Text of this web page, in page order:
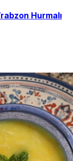
Hurmalı